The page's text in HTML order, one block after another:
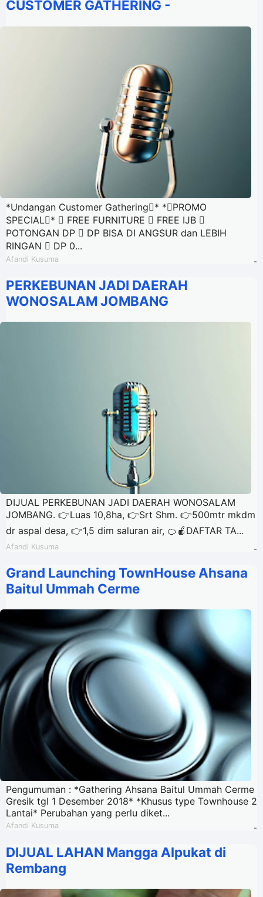
CUSTOMER GATHERING -
*Undangan Customer Gathering* *PROMO
SPECIAL*  FREE FURNITURE  FREE IJB 
POTONGAN DP  DP BISA DI ANGSUR dan LEBIH
RINGAN  DP 0...
Afandi Kusuma -
PERKEBUNAN JADI DAERAH
WONOSALAM JOMBANG
DIJUAL PERKEBUNAN JADI DAERAH WONOSALAM
JOMBANG. 👉Luas 10,8ha, 👉Srt Shm. 👉500mtr mkdm
dr aspal desa, 👉1,5 dim saluran air, 🍊🍎DAFTAR TA...
Afandi Kusuma -
Grand Launching TownHouse Ahsana
Baitul Ummah Cerme
Pengumuman : *Gathering Ahsana Baitul Ummah Cerme
Gresik tgl 1 Desember 2018* *Khusus type Townhouse 2
Lantai* Perubahan yang perlu diket...
Afandi Kusuma -
DIJUAL LAHAN Mangga Alpukat di
Rembang